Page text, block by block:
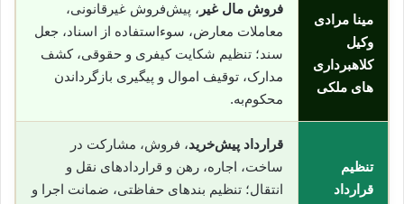
مینا مرادی
وکیل
کلاهبرداری
های ملکی
فروش مال غیر ، پیش‌فروش غیرقانونی،
معاملات معارض، سوء‌استفاده از اسناد، جعل
سند؛ تنظیم شکایت کیفری و حقوقی، کشف
مدارک، توقیف اموال و پیگیری بازگرداندن
محکوم‌به.
تنظیم
قرارداد
قرارداد پیش‌خرید، فروش، مشارکت در
ساخت، اجاره، رهن و قراردادهای نقل و
انتقال؛ تنظیم بندهای حفاظتی، ضمانت اجرا و